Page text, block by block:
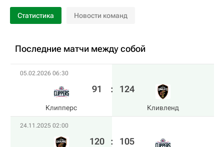
Статистика Новости команд
Последние матчи между собой
05.02.2026 06:30
Клипперс
91 : 124
Кливленд
24.11.2025 02:00
120 : 105